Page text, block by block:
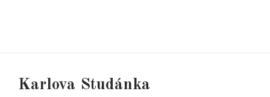
Karlova Studánka